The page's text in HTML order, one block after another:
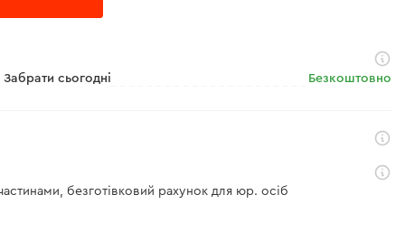
Забрати сьогодні
Безкоштовно
безготівковий рахунок для юр. осіб